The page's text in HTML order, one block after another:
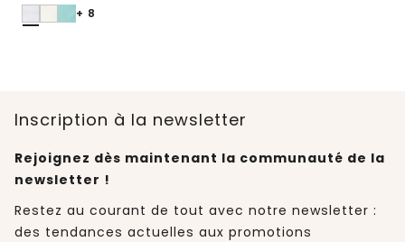
+ 8
Inscription à la newsletter
Rejoignez dès maintenant la communauté de la
newsletter !
Restez au courant de tout avec notre newsletter :
des tendances actuelles aux promotions